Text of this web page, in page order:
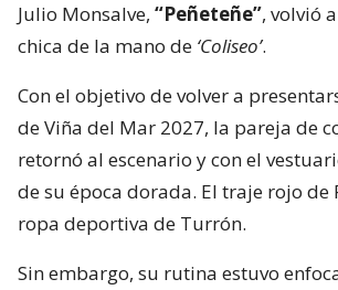
Julio Monsalve, “Peñeteñe”, volvió
chica de la mano de ‘Coliseo’.
Con el objetivo de volver a
de Viña del Mar 2027, la pareja de
retornó al escenario y con el
de su época dorada. El traje rojo de
ropa deportiva de Turrón.
Sin embargo, su rutina estuvo